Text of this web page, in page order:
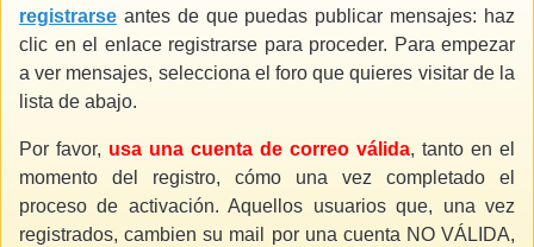
registrarse antes de que puedas publicar mensajes: haz
clic en el enlace registrarse para proceder. Para empezar
a ver mensajes, selecciona el foro que quieres visitar de la
lista de abajo.
Por favor, usa una cuenta de correo válida, tanto en el
momento del registro, cómo una vez completado el
proceso de activación. Aquellos usuarios que, una vez
registrados, cambien su mail por una cuenta NO VÁLIDA,